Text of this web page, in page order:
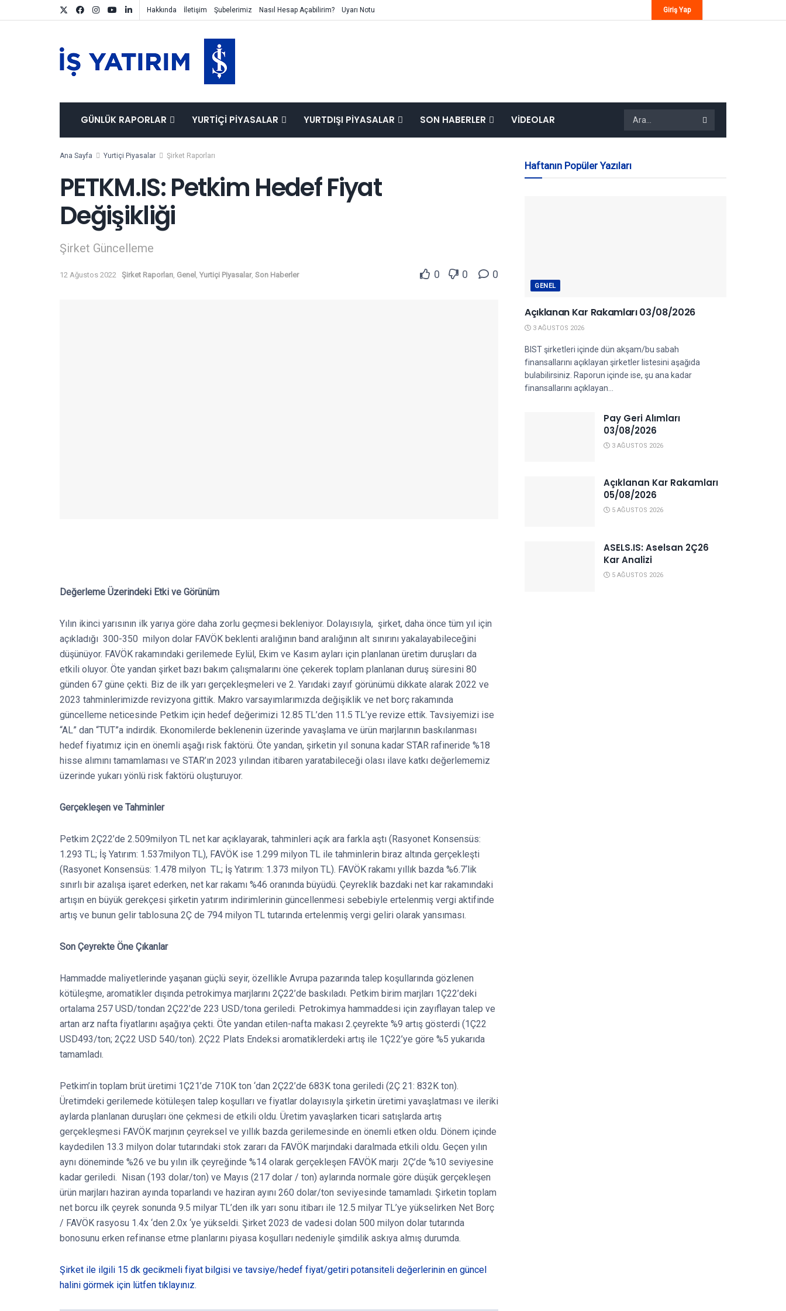
Hakkında İletişim Şubelerimiz Nasıl Hesap Açabilirim? Uyarı Notu Giriş Yap
GÜNLÜK RAPORLAR YURTIÇI PIYASALAR YURTDIŞI PIYASALAR SON HABERLER VIDEOLAR
Ana Sayfa Yurtiçi Piyasalar Şirket Raporları
PETKM.IS: Petkim Hedef Fiyat
Değişikliği
Şirket Güncelleme
12 Ağustos 2022 Şirket Raporları Genel Yurtiçi Piyasalar, Son Haberler 0 0 0
Değerleme Üzerindeki Etki ve Görünüm
Yılın ikinci yarısının ilk yarıya göre daha zorlu geçmesi bekleniyor. Dolayısıyla, şirket, daha önce tüm yıl için
açıkladığı 300-350 milyon dolar FAVÖK beklenti aralığının band aralığının alt sınırını yakalayabileceğini
düşünüyor. FAVÖK rakamındaki gerilemede Eylül, Ekim ve Kasım ayları için planlanan üretim duruşları da
etkili oluyor. Öte yandan şirket bazı bakım çalışmalarını öne çekerek toplam planlanan duruş süresini 80
günden 67 güne çekti. Biz de ilk yarı gerçekleşmeleri ve 2. Yarıdaki zayıf görünümü dikkate alarak 2022 ve
2023 tahminlerimizde revizyona gittik. Makro varsayımlarımızda değişiklik ve net borç rakamında
güncelleme neticesinde Petkim için hedef değerimizi 12.85 TL’den 11.5 TL’ye revize ettik. Tavsiyemizi ise
“AL” dan “TUT”a indirdik. Ekonomilerde beklenenin üzerinde yavaşlama ve ürün marjlarının baskılanması
hedef fiyatımız için en önemli aşağı risk faktörü. Öte yandan, şirketin yıl sonuna kadar STAR rafineride %18
hisse alımını tamamlaması ve STAR’ın 2023 yılından itibaren yaratabileceği olası ilave katkı değerlememiz
üzerinde yukarı yönlü risk faktörü oluşturuyor.
Gerçekleşen ve Tahminler
Petkim 2Ç22’de 2.509milyon TL net kar açıklayarak, tahminleri açık ara farkla aştı (Rasyonet Konsensüs:
1.293 TL; İş Yatırım: 1.537milyon TL), FAVÖK ise 1.299 milyon TL ile tahminlerin biraz altında gerçekleşti
(Rasyonet Konsensüs: 1.478 milyon TL; İş Yatırım: 1.373 milyon TL). FAVÖK rakamı yıllık bazda %6.7‘lik
sınırlı bir azalışa işaret ederken, net kar rakamı %46 oranında büyüdü. Çeyreklik bazdaki net kar rakamındaki
artışın en büyük gerekçesi şirketin yatırım indirimlerinin güncellenmesi sebebiyle ertelenmiş vergi aktifinde
artış ve bunun gelir tablosuna 2Ç de 794 milyon TL tutarında ertelenmiş vergi geliri olarak yansıması.
Son Çeyrekte Öne Çıkanlar
Hammadde maliyetlerinde yaşanan güçlü seyir, özellikle Avrupa pazarında talep koşullarında gözlenen
kötüleşme, aromatikler dışında petrokimya marjlarını 2Ç22’de baskıladı. Petkim birim marjları 1Ç22’deki
ortalama 257 USD/tondan 2Ç22’de 223 USD/tona geriledi. Petrokimya hammaddesi için zayıflayan talep ve
artan arz nafta fiyatlarını aşağıya çekti. Öte yandan etilen-nafta makası 2.çeyrekte %9 artış gösterdi (1Ç22
USD493/ton; 2Ç22 USD 540/ton). 2Ç22 Plats Endeksi aromatiklerdeki artış ile 1Ç22’ye göre %5 yukarıda
tamamladı.
Petkim’in toplam brüt üretimi 1Ç21’de 710K ton ‘dan 2Ç22’de 683K tona geriledi (2Ç 21: 832K ton).
Üretimdeki gerilemede kötüleşen talep koşulları ve fiyatlar dolayısıyla şirketin üretimi yavaşlatması ve ileriki
aylarda planlanan duruşları öne çekmesi de etkili oldu. Üretim yavaşlarken ticari satışlarda artış
gerçekleşmesi FAVÖK marjının çeyreksel ve yıllık bazda gerilemesinde en önemli etken oldu. Dönem içinde
kaydedilen 13.3 milyon dolar tutarındaki stok zararı da FAVÖK marjındaki daralmada etkili oldu. Geçen yılın
aynı döneminde %26 ve bu yılın ilk çeyreğinde %14 olarak gerçekleşen FAVÖK marjı 2Ç’de %10 seviyesine
kadar geriledi. Nisan (193 dolar/ton) ve Mayıs (217 dolar / ton) aylarında normale göre düşük gerçekleşen
ürün marjları haziran ayında toparlandı ve haziran ayını 260 dolar/ton seviyesinde tamamladı. Şirketin toplam
net borcu ilk çeyrek sonunda 9.5 milyar TL’den ilk yarı sonu itibarı ile 12.5 milyar TL’ye yükselirken Net Borç
/ FAVÖK rasyosu 1.4x ‘den 2.0x ‘ye yükseldi. Şirket 2023 de vadesi dolan 500 milyon dolar tutarında
bonosunu erken refinanse etme planlarını piyasa koşulları nedeniyle şimdilik askıya almış durumda.
Şirket ile ilgili 15 dk gecikmeli fiyat bilgisi ve tavsiye/hedef fiyat/getiri potansiteli değerlerinin en güncel
halini görmek için lütfen tıklayınız.
Haftanın Popüler Yazıları
GENEL
Açıklanan Kar Rakamları 03/08/2026
3 AĞUSTOS 2026
BIST şirketleri içinde dün akşam/bu sabah
finansallarını açıklayan şirketler listesini aşağıda
bulabilirsiniz. Raporun içinde ise, şu ana kadar
finansallarını açıklayan...
Pay Geri Alımları
03/08/2026
3 AĞUSTOS 2026
Açıklanan Kar Rakamları
05/08/2026
5 AĞUSTOS 2026
ASELS.IS: Aselsan 2Ç26
Kar Analizi
5 AĞUSTOS 2026